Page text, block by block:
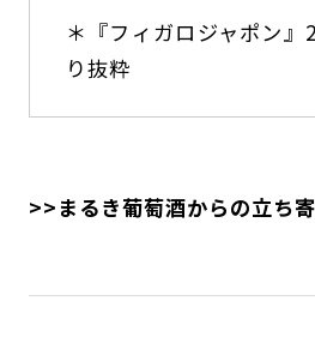
＊『フィガロジャポン
り抜粋
>> まるき葡萄酒からの立ち